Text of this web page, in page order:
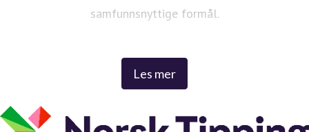
Les mer
samfunnsnyttige formål.
Spillene skaper spenning og moro i hverdagen til tusenvis
av nordmenn, enten drømmen er å bli rik eller bare å
favorittlaget.